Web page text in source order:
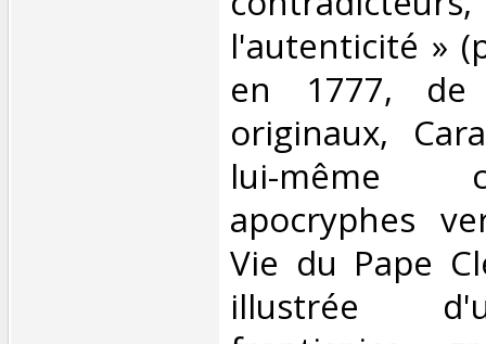
l'autenticité »
en 1777, de
originaux,
lui-même
apocryphes
Vie du Pape
illustrée